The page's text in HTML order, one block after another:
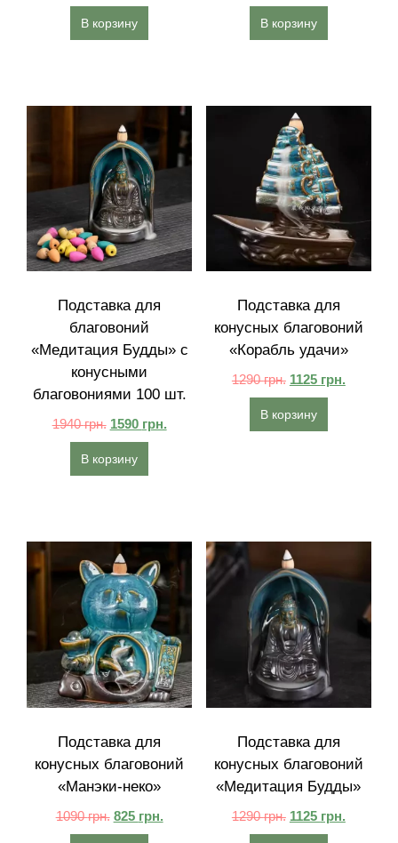
В корзину В корзину
Подставка для
благовоний
«Медитация Будды» с
конусными
благовониями 100 шт.
1940грн. 1590 грн.
В корзину
Подставка для
конусных благовоний
«Корабль удачи»
1290грн. 1125 грн.
В корзину
Подставка для
конусных благовоний
«Манэки-неко»
1090грн. 825 грн.
Подставка для
конусных благовоний
«Медитация Будды»
1290грн. 1125 грн.